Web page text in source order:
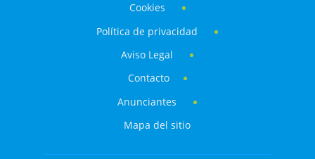
Cookies
Política de privacidad
Aviso Legal
Contacto
Anunciantes
Mapa del sitio